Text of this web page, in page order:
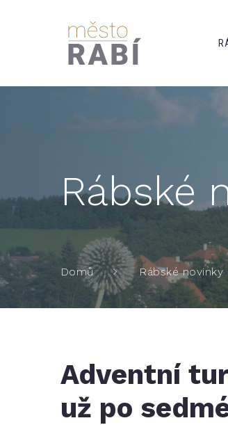
Rábské
Domů Rábské novinky
Adventní
už po